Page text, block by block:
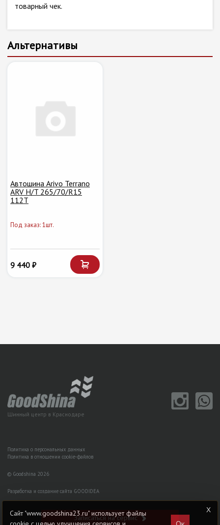
товарный чек.
Альтернативы
Автошина Arivo Terrano
ARV H/T 265/70/R15
112T
Под заказ: 1шт.
9 440 ₽
Шинный центр в Краснодаре
Политика о персональных данных
Политика в отношении cookie-файлов
© Goodshina 2026
Разработка и создание сайта GOODIDEA
Записаться на сервис
Сайт "www.goodshina23.ru" использует файлы